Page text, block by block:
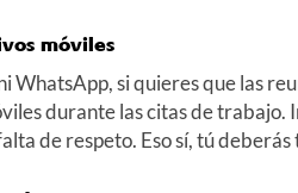
móviles
WhatsApp, si quieres que las
durante las citas de
de respeto. Eso sí, tú